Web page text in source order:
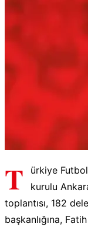
T
ürkiye
kurulu
toplantısı, 182
başkanlığına,